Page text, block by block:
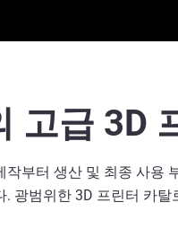
고급 3D
부터 생산 및 최종 사용
광범위한 3D 프린터 카